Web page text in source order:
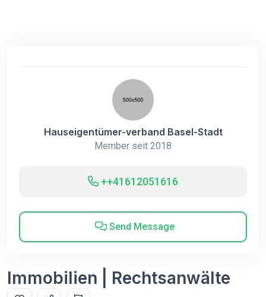
Hauseigentümer-verband Basel-Stadt
Member seit 2018
++41612051616
Send Message
Immobilien | Rechtsanwälte